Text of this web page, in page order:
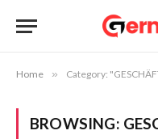
Home » Category:
BROWSING: